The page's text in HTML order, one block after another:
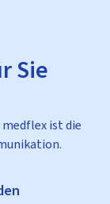
Sie
ist die